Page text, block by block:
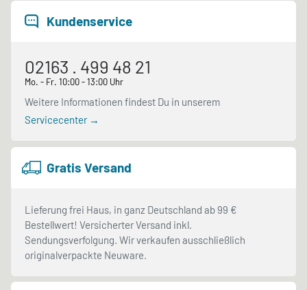
Kundenservice
02163 . 499 48 21
Mo. - Fr. 10:00 - 13:00 Uhr
Weitere Informationen findest Du in unserem
Servicecenter →
Gratis Versand
Lieferung frei Haus, in ganz Deutschland ab 99 €
Bestellwert! Versicherter Versand inkl.
Sendungsverfolgung. Wir verkaufen ausschließlich
originalverpackte Neuware.